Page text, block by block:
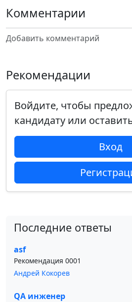
Комментарии
Добавить комментарий
Рекомендации
Войдите, чтобы
кандидату или
Вход
Последние ответы
asf
Рекомендация 0001
Андрей Кокорев
QA инженер